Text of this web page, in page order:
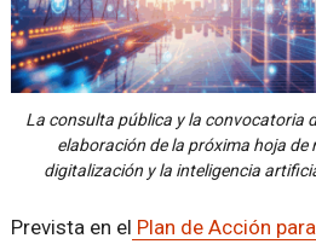
La consulta pública y la convocatoria
elaboración de la próxima hoja
digitalización y la inteligencia
Prevista en el Plan de Acción